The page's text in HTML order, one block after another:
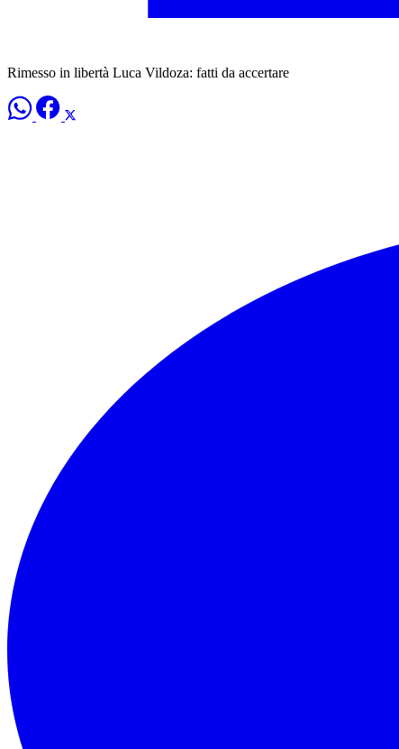
Rimesso in libertà Luca Vildoza: fatti da accertare